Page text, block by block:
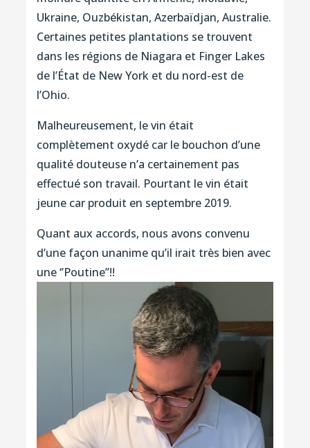
Ukraine, Ouzbékistan, Azerbaïdjan, Australie.
Certaines petites plantations se trouvent
dans les régions de Niagara et Finger Lakes
de l’État de New York et du nord-est de
l’Ohio.
Malheureusement, le vin était
complètement oxydé car le bouchon d’une
qualité douteuse n’a certainement pas
effectué son travail. Pourtant le vin était
jeune car produit en septembre 2019.
Quant aux accords, nous avons convenu
d’une façon unanime qu’il irait très bien avec
une ‘’Poutine’’!!